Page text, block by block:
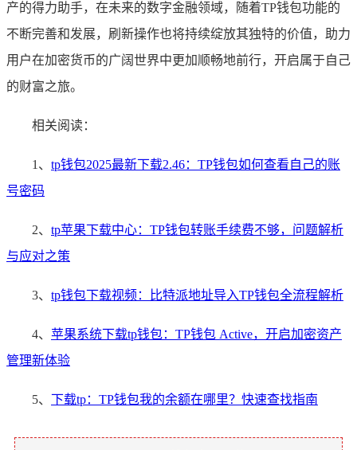
产的得力助手，在未来的数字金融领域，随着TP钱包功能的
不断完善和发展，刷新操作也将持续绽放其独特的价值，助力
用户在加密货币的广阔世界中更加顺畅地前行，开启属于自己
的财富之旅。
相关阅读：
1、 tp钱包2025最新下载2.46：TP钱包如何查看自己的账
号密码
2、 tp苹果下载中心：TP钱包转账手续费不够，问题解析
与应对之策
3、 tp钱包下载视频：比特派地址导入TP钱包全流程解析
4、 苹果系统下载tp钱包：TP钱包 Active，开启加密资产
管理新体验
5、 下载tp：TP钱包我的余额在哪里？快速查找指南